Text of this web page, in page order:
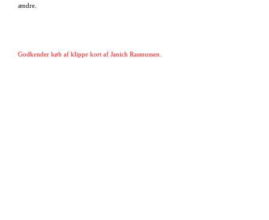
ændre.
Godkender køb af klippe kort af Janich Rasmussen.